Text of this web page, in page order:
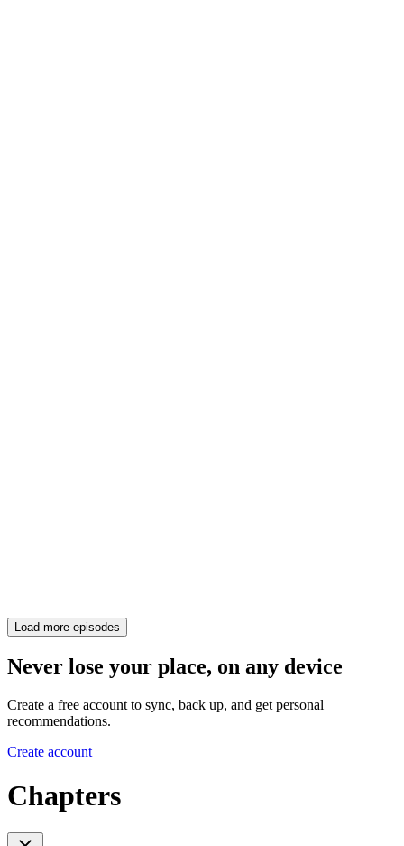
Load more episodes
Never lose your place, on any device
Create a free account to sync, back up, and get personal
recommendations.
Create account
Chapters